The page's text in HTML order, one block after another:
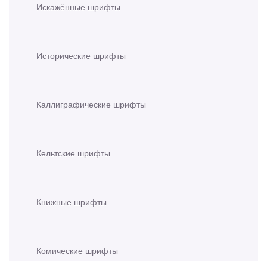
Искажённые шрифты
Исторические шрифты
Каллиграфические шрифты
Кельтские шрифты
Книжные шрифты
Комические шрифты